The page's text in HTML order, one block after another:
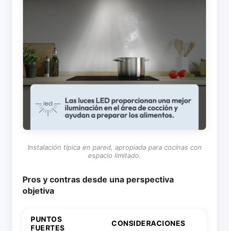
Instalación típica en pared, apropiada para cocinas con
espacio limitado.
Pros y contras desde una perspectiva
objetiva
PUNTOS
FUERTES
CONSIDERACIONES